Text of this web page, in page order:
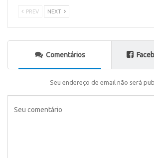
PREV NEXT
Comentários
Seu endereço de email não será